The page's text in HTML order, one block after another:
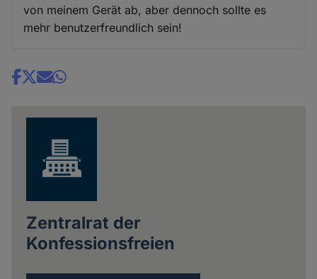
von meinem Gerät ab, aber dennoch sollte es
mehr benutzerfreundlich sein!
Share
Zentralrat der
Konfessionsfreien